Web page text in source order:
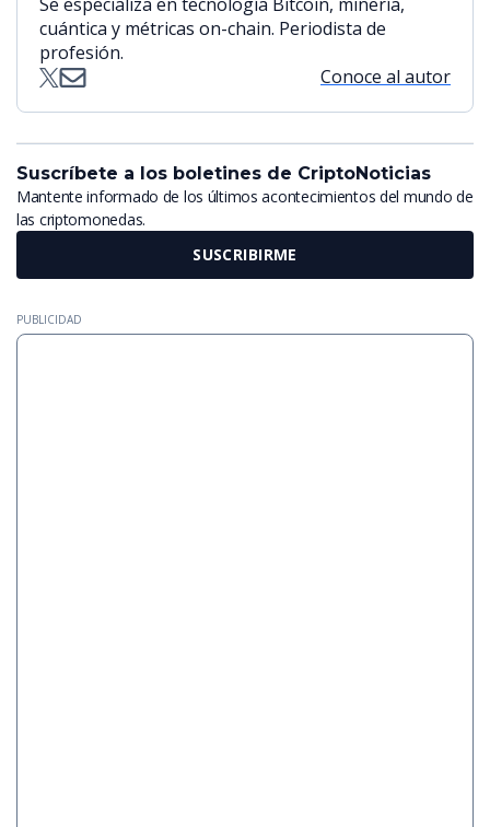
cuántica y métricas on-chain. Periodista de
profesión.
Conoce al autor
Suscríbete a los boletines de CriptoNoticias
Mantente informado de los últimos acontecimientos del mundo de
las criptomonedas.
SUSCRIBIRME
PUBLICIDAD